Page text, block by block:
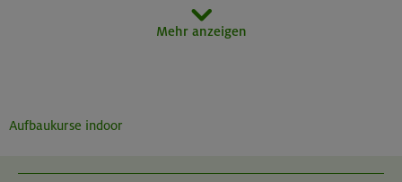
Mehr anzeigen
Aufbaukurse indoor